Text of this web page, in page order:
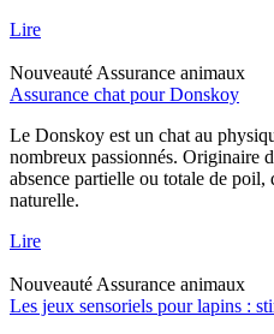
Lire
Nouveauté Assurance animaux
Assurance chat pour Donskoy
Le Donskoy est un chat au
nombreux passionnés. Originaire
absence partielle ou totale de poil,
naturelle.
Lire
Nouveauté Assurance animaux
Les jeux sensoriels pour lapins :